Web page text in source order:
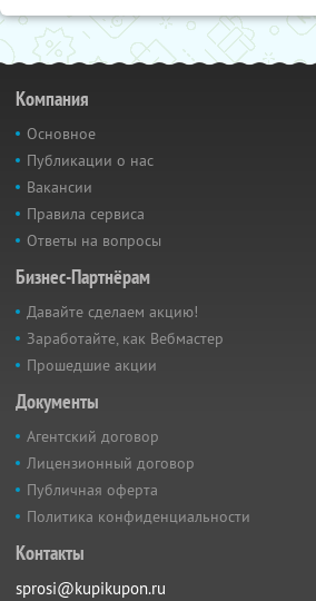
Компания
Основное
Публикации о нас
Вакансии
Правила сервиса
Ответы на вопросы
Бизнес-Партнёрам
Давайте сделаем акцию!
Заработайте, как Вебмастер
Прошедшие акции
Документы
Агентский договор
Лицензионный договор
Публичная оферта
Политика конфиденциальности
Контакты
sprosi@kupikupon.ru